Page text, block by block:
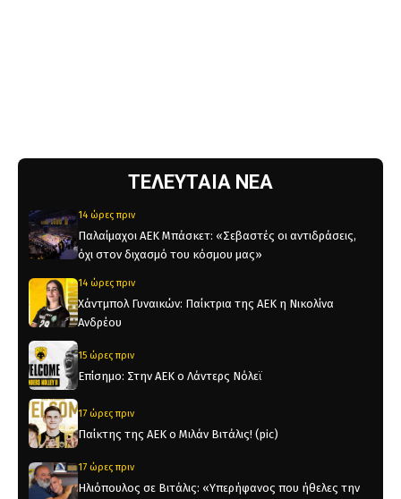
ΤΕΛΕΥΤΑΙΑ ΝΕΑ
14 ώρες πριν
Παλαίμαχοι ΑΕΚ Μπάσκετ: «Σεβαστές οι αντιδράσεις,
όχι στον διχασμό του κόσμου μας»
14 ώρες πριν
Χάντμπολ Γυναικών: Παίκτρια της ΑΕΚ η Νικολίνα
Ανδρέου
15 ώρες πριν
Επίσημο: Στην ΑΕΚ ο Λάντερς Νόλεϊ
17 ώρες πριν
Παίκτης της ΑΕΚ ο Μιλάν Βιτάλις! (pic)
17 ώρες πριν
Ηλιόπουλος σε Βιτάλις: «Υπερήφανος που ήθελες την